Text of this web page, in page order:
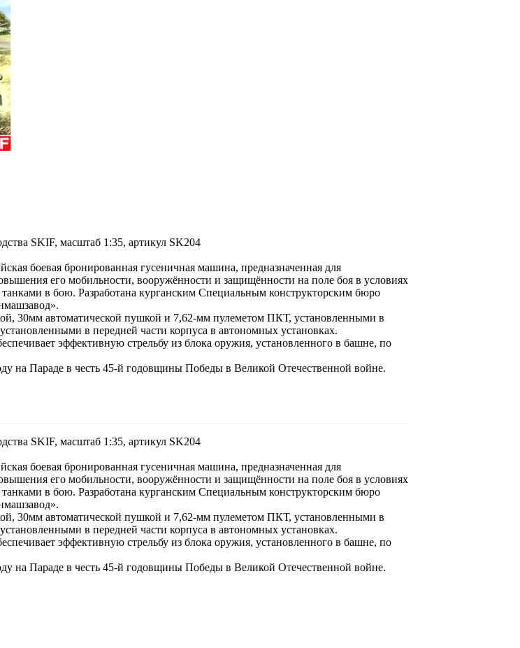
SKIF, масштаб 1:35, артикул SK204
боевая бронированная гусеничная машина, предназначенная для
его мобильности, вооружённости и защищённости на поле боя в условиях
в бою. Разработана курганским Специальным конструкторским бюро
30мм автоматической пушкой и 7,62-мм пулеметом ПКТ, установленными в
в передней части корпуса в автономных установках.
эффективную стрельбу из блока оружия, установленного в башне, по
на Параде в честь 45-й годовщины Победы в Великой Отечественной войне.
SKIF, масштаб 1:35, артикул SK204
боевая бронированная гусеничная машина, предназначенная для
его мобильности, вооружённости и защищённости на поле боя в условиях
в бою. Разработана курганским Специальным конструкторским бюро
30мм автоматической пушкой и 7,62-мм пулеметом ПКТ, установленными в
в передней части корпуса в автономных установках.
эффективную стрельбу из блока оружия, установленного в башне, по
на Параде в честь 45-й годовщины Победы в Великой Отечественной войне.